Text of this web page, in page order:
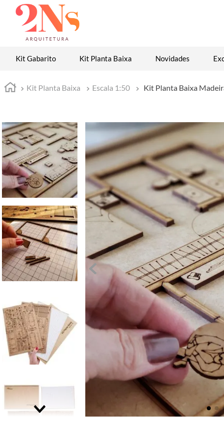
Kit Gabarito Kit Planta Baixa Novidades
Kit Planta Baixa Escala 1:50 Kit Planta Baixa